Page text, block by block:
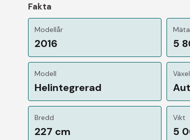
Fakta
Modellår
2016 5
Modell
Helintegrerad
Bredd
227 cm
Vikt
5